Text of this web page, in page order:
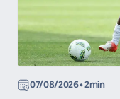
07/08/2026• 2min